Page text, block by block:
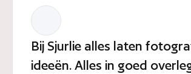
Bij Sjurlie alles laten
ideeën. Alles in goed